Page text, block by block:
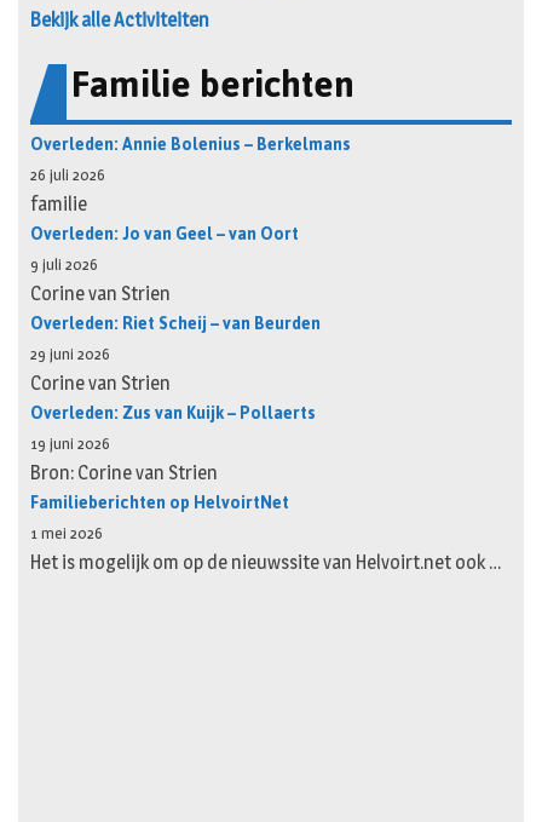
Bekijk alle Activiteiten
Familie berichten
Overleden: Annie Bolenius – Berkelmans
26 juli 2026
familie
Overleden: Jo van Geel – van Oort
9 juli 2026
Corine van Strien
Overleden: Riet Scheij – van Beurden
29 juni 2026
Corine van Strien
Overleden: Zus van Kuijk – Pollaerts
19 juni 2026
Bron: Corine van Strien
Familieberichten op HelvoirtNet
1 mei 2026
Het is mogelijk om op de nieuwssite van Helvoirt.net ook …